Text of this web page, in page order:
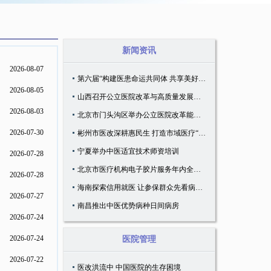
2026-08-07
2026-08-05
2026-08-03
2026-07-30
2026-07-28
2026-07-28
2026-07-27
2026-07-24
2026-07-24
2026-07-22
新闻资讯
第六届“构建医患命运共同体 共享美好医患关系”会议召开
山西召开公立医院改革与高质量发展示范项目培训会
北京市门头沟区举办公立医院改革能力提升培训之参访交流学习活动
彬州市医改深耕惠民生 打造市域医疗“彬州样板”
宁夏举办中医适宜技术师资培训
北京市医疗机构电子胶片服务年内全覆盖
海南探索信用就医 让参保群众先看病、后付款
南昌推出中医优势病种日间病房
医院管理
医改洪流中 中国医院的生存困境